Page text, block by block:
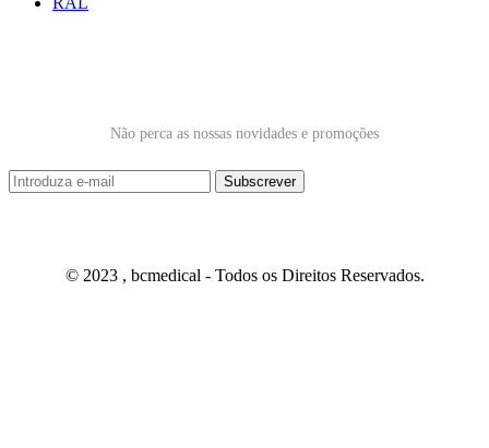
Não perca as nossas novidades e promoções
© 2023 , bcmedical - Todos os Direitos Reservados.